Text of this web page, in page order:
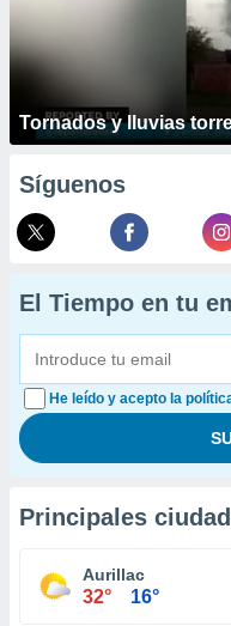
Tornados y lluvias
Síguenos
El Tiempo en tu
He leído y acepto la
Principales
Aurillac
32° 16°